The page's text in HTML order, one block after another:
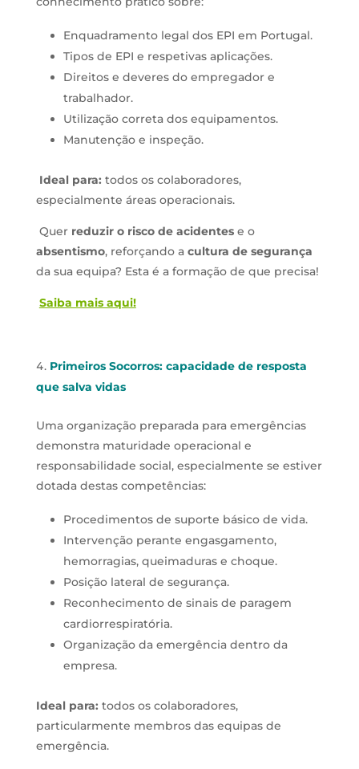
Enquadramento legal dos EPI em Portugal.
Tipos de EPI e respetivas aplicações.
Direitos e deveres do empregador e
trabalhador.
Utilização correta dos equipamentos.
Manutenção e inspeção.
Ideal para: todos os colaboradores,
especialmente áreas operacionais.
Quer reduzir o risco de acidentese o
absentismo, reforçando a cultura de segurança
da sua equipa? Esta é a formação de que precisa!
Saiba mais aqui!
Primeiros Socorros: capacidade de resposta
que salva vidas
Uma organização preparada para emergências
demonstra maturidade operacional e
responsabilidade social, especialmente se estiver
dotada destas competências:
Procedimentos de suporte básico de vida.
Intervenção perante engasgamento,
hemorragias, queimaduras e choque.
Posição lateral de segurança.
Reconhecimento de sinais de paragem
cardiorrespiratória.
Organização da emergência dentro da
empresa.
Ideal para: todos os colaboradores,
particularmente membros das equipas de
emergência.